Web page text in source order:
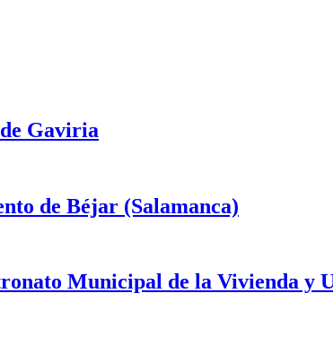
Gaviria
de Béjar (Salamanca)
Municipal de la Vivienda y